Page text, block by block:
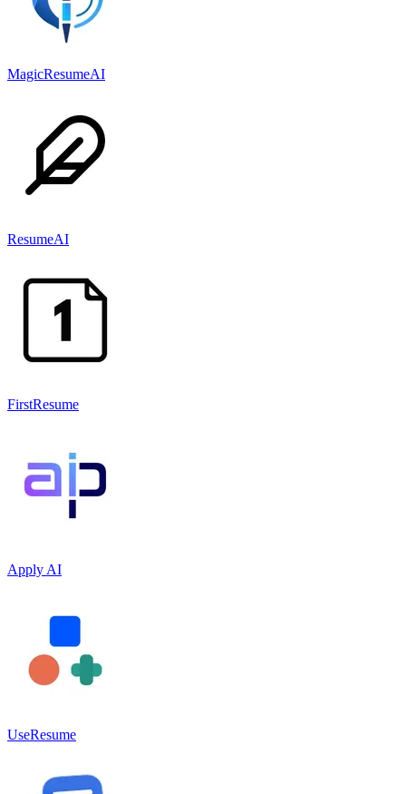
MagicResumeAI
ResumeAI
FirstResume
Apply AI
UseResume